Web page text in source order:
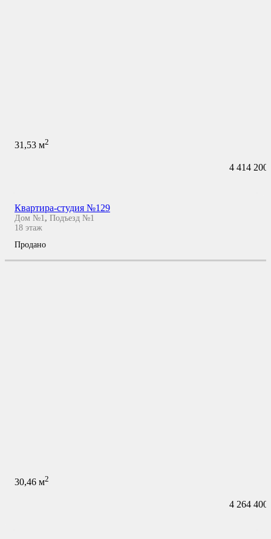
31,53 м2
4 414 200
Квартира-студия №129
Дом №1 , Подъезд №1
18 этаж
Продано
30,46 м2
4 264 400